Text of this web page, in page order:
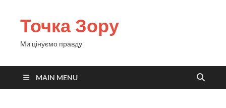
Точка Зору
Ми цінуємо правду
MAIN MENU